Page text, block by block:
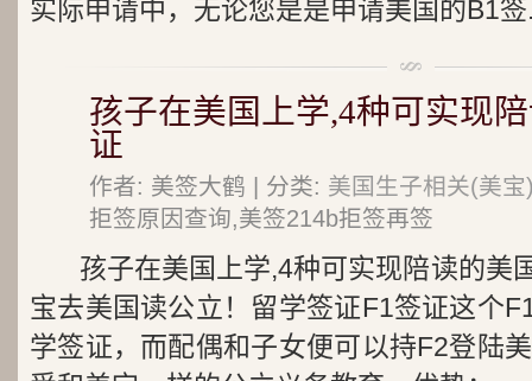
实际申请中，无论您是是申请美国的B1签
孩子在美国上学,4种可实现
证
作者: 美签大鹤 | 分类: 美国生子相关(美宝
拒签原因查询,美签214b拒签再签
孩子在美国上学,4种可实现陪读的美
宝去美国读公立！留学签证F1签证这个
学签证，而配偶和子女便可以持F2登陆